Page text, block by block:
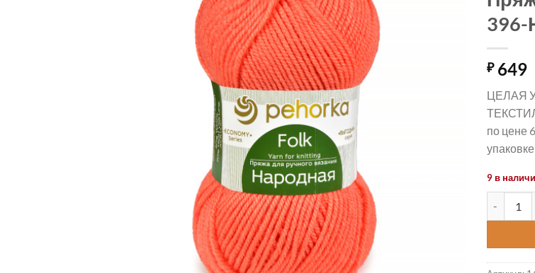
396-
₽649
ЦЕЛАЯ
по цене
9 в